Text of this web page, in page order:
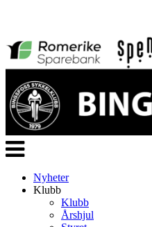
Veksle
navigasjon
Nyheter
Klubb
Klubb
Årshjul